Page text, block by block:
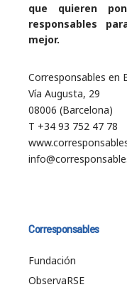
que quieren
responsables
mejor.
Corresponsables en
Vía Augusta, 29
08006 (Barcelona)
T +34 93 752 47 78
Corresponsables
Fundación
ObservaRSE